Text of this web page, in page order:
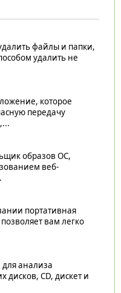
файлы и папки,
удалить не
которое
передачу
образов ОС,
веб-
портативная
вам легко
анализа
дисков, CD, дискет и